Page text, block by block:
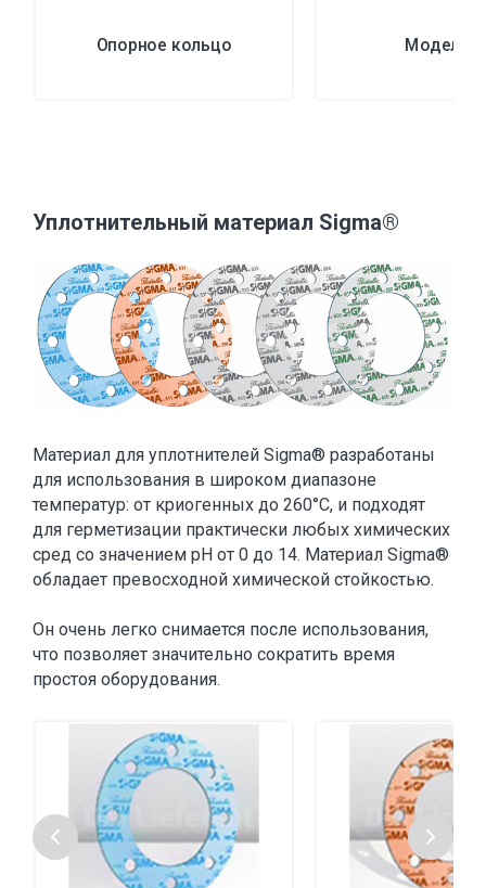
Опорное кольцо Модель R
Уплотнительный материал Sigma®
Материал для уплотнителей Sigma® разработаны
для использования в широком диапазоне
температур: от криогенных до 260°C, и подходят
для герметизации практически любых химических
сред со значением рН от 0 до 14. Материал Sigma®
обладает превосходной химической стойкостью.
Он очень легко снимается после использования,
что позволяет значительно сократить время
простоя оборудования.